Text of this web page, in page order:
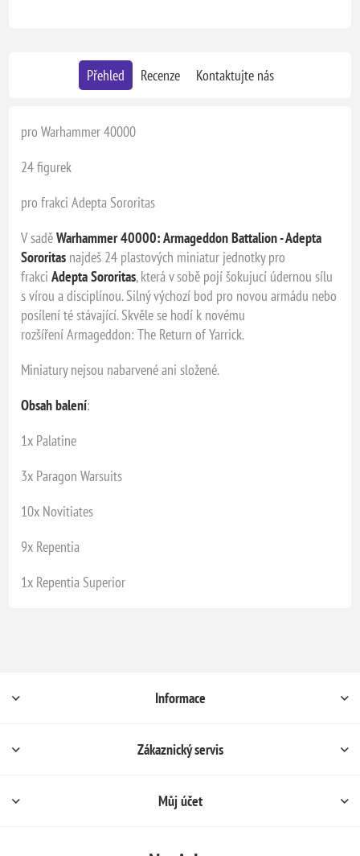
Přehled Recenze Kontaktujte nás
pro Warhammer 40000
24 figurek
pro frakci Adepta Sororitas
V saděWarhammer 40000: Armageddon Battalion - Adepta
Sororitas najdeš 24 plastových miniatur jednotky pro
frakciAdepta Sororitas, která v sobě pojí šokujucí údernou sílu
s vírou a disciplínou. Silný výchozí bod pro novou armádu nebo
posílení té stávající. Skvěle se hodí k novému
rozšíření Armageddon: The Return of Yarrick.
Miniatury nejsou nabarvené ani složené.
Obsah balení:
1x Palatine
3x Paragon Warsuits
10x Novitiates
9x Repentia
1x Repentia Superior
Informace
Zákaznický servis
Můj účet